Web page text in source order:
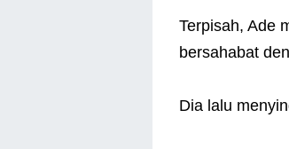
Terpisah, Ade
bersahabat
Dia lalu